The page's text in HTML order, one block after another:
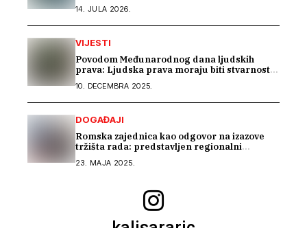
14. JULA 2026.
VIJESTI
Povodom Međunarodnog dana ljudskih
prava: Ljudska prava moraju biti stvarnost
10. DECEMBRA 2025.
DOGAĐAJI
Romska zajednica kao odgovor na izazove
tržišta rada: predstavljen regionalni
23. MAJA 2025.